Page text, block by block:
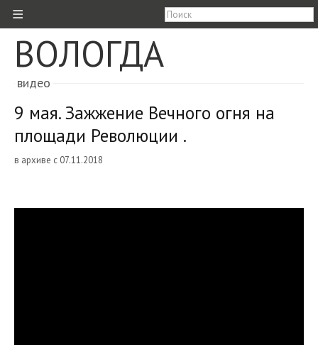
≡
ВОЛОГДА
видео
9 мая. Зажжение Вечного огня на
площади Революции .
в архиве с 07.11.2018